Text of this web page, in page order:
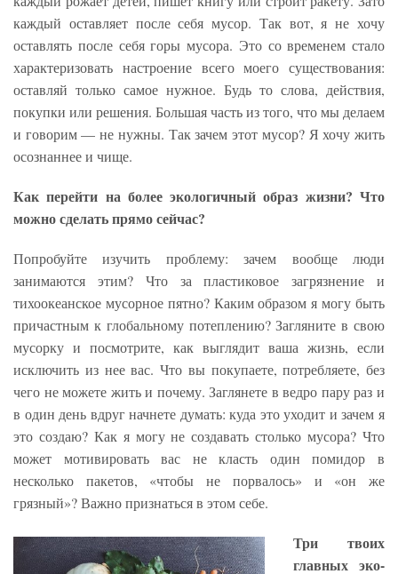
каждый оставляет после себя мусор. Так вот, я не хочу
оставлять после себя горы мусора. Это со временем стало
характеризовать настроение всего моего существования:
оставляй только самое нужное. Будь то слова, действия,
покупки или решения. Большая часть из того, что мы делаем
и говорим — не нужны. Так зачем этот мусор? Я хочу жить
осознаннее и чище.
Как перейти на более экологичный образ жизни? Что
можно сделать прямо сейчас?
Попробуйте изучить проблему: зачем вообще люди
занимаются этим? Что за пластиковое загрязнение и
тихоокеанское мусорное пятно? Каким образом я могу быть
причастным к глобальному потеплению? Загляните в свою
мусорку и посмотрите, как выглядит ваша жизнь, если
исключить из нее вас. Что вы покупаете, потребляете, без
чего не можете жить и почему. Заглянете в ведро пару раз и
в один день вдруг начнете думать: куда это уходит и зачем я
это создаю? Как я могу не создавать столько мусора? Что
может мотивировать вас не класть один помидор в
несколько пакетов, «чтобы не порвалось» и «он же
грязный»? Важно признаться в этом себе.
Три твоих
главных эко-